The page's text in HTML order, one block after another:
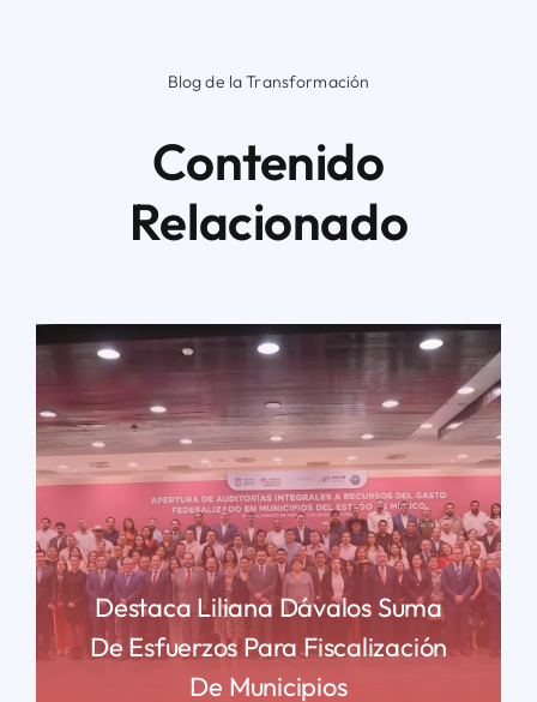
Blog de la Transformación
Contenido
Relacionado
Destaca Liliana Dávalos Suma
De Esfuerzos Para Fiscalización
De Municipios